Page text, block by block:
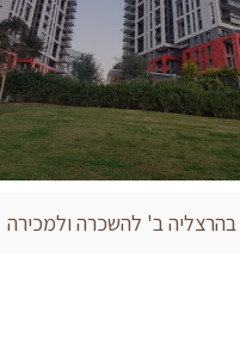
בהרצליה ב' להשכרה ולמכירה